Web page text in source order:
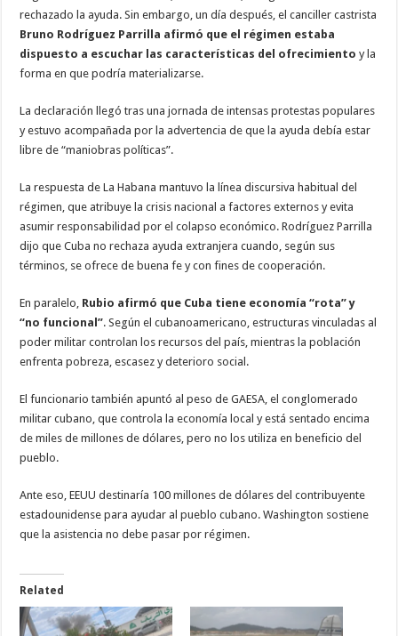
rechazado la ayuda. Sin embargo, un día después, el canciller castrista
Bruno Rodríguez Parrilla afirmó que el régimen estaba
dispuesto a escuchar las características del ofrecimiento y la
forma en que podría materializarse.
La declaración llegó tras una jornada de intensas protestas populares
y estuvo acompañada por la advertencia de que la ayuda debía estar
libre de “maniobras políticas”.
La respuesta de La Habana mantuvo la línea discursiva habitual del
régimen, que atribuye la crisis nacional a factores externos y evita
asumir responsabilidad por el colapso económico. Rodríguez Parrilla
dijo que Cuba no rechaza ayuda extranjera cuando, según sus
términos, se ofrece de buena fe y con fines de cooperación.
En paralelo, Rubio afirmó que Cuba tiene economía “rota” y
“no funcional”. Según el cubanoamericano, estructuras vinculadas al
poder militar controlan los recursos del país, mientras la población
enfrenta pobreza, escasez y deterioro social.
El funcionario también apuntó al peso de GAESA, el conglomerado
militar cubano, que controla la economía local y está sentado encima
de miles de millones de dólares, pero no los utiliza en beneficio del
pueblo.
Ante eso, EEUU destinaría 100 millones de dólares del contribuyente
estadounidense para ayudar al pueblo cubano. Washington sostiene
que la asistencia no debe pasar por régimen.
Related